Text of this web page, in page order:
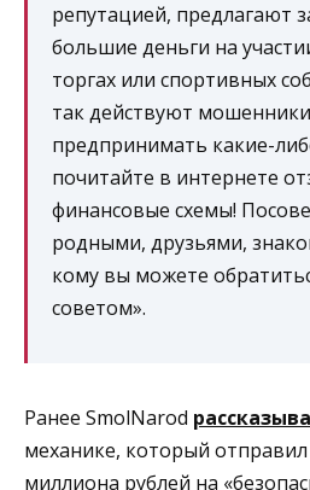
репутацией, предлагают
большие деньги на
торгах или спортивных
так действуют
предпринимать какие-
почитайте в интернете
финансовые схемы!
родными, друзьями,
кому вы можете
советом».
Ранее SmolNarod
механике, который
миллиона рублей на